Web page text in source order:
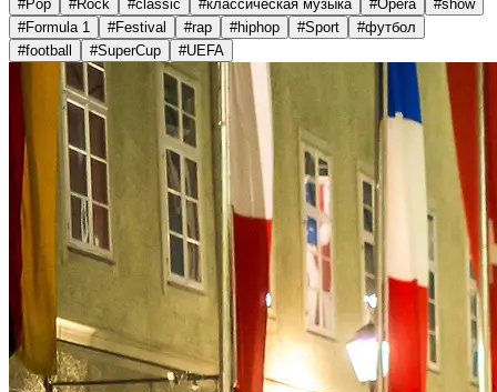
#Pop #Rock #classic #классическая музыка #Opera #show
#Formula 1 #Festival #rap #hiphop #Sport #футбол
#football #SuperCup #UEFA